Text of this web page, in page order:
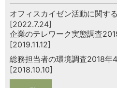
オフィスカイゼン活動に関す
[2022.7.24]
企業のテレワーク実態調査
[2019.11.12]
総務担当者の環境調査2018年
[2018.10.10]